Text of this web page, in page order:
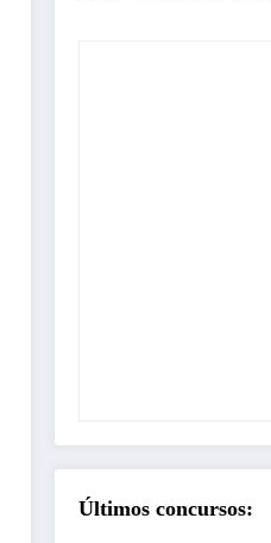
Últimos concursos: